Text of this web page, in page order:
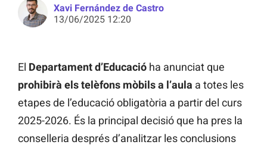
Xavi Fernández de Castro
13/06/2025 12:20
El Departament d’Educació ha anunciat que
prohibirà els telèfons mòbils a l’aula a totes les
etapes de l’educació obligatòria a partir del curs
2025-2026. És la principal decisió que ha pres la
conselleria després d’analitzar les conclusions